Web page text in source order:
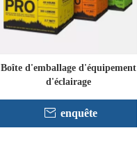
Boîte d'emballage d'équipement
d'éclairage
enquête